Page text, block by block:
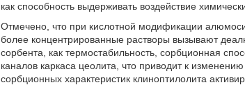
как способность выдерживать воздействие
Отмечено, что при кислотной модификации
более концентрированные растворы вызывают
сорбента, как термостабильность, сорбционная
каналов каркаса цеолита, что приводит к
сорбционных характеристик клиноптилолита